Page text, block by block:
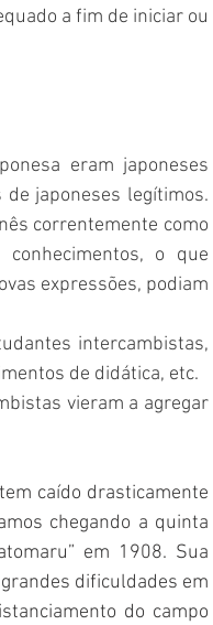
a fim de iniciar ou
eram japoneses
japoneses legítimos.
correntemente como
o que
expressões, podiam
intercambistas,
de didática, etc.
vieram a agregar
caído drasticamente
chegando a quinta
em 1908. Sua
dificuldades em
do campo